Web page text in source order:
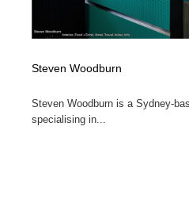
Steven Woodburn
Steven Woodburn is a Sydney-
specialising in...